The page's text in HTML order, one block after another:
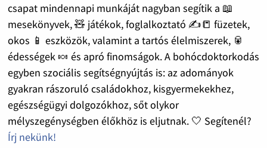
csapat mindennapi munkáját nagyban segítik a 📖
mesekönyvek, 🧸 játékok, foglalkoztató ✍️📒 füzetek,
okos 📱 eszközök, valamint a tartós élelmiszerek, 🥫
édességek 🍬 és apró finomságok. A bohócdoktorkodás
egyben szociális segítségnyújtás is: az adományok
gyakran rászoruló családokhoz, kisgyermekekhez,
egészségügyi dolgozókhoz, sőt olykor
mélyszegénységben élőkhöz is eljutnak. 🤍 Segítenél?
Írj nekünk!